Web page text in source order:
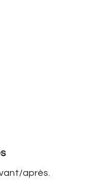
après.